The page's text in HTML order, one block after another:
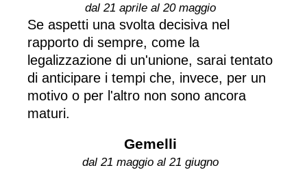
dal 21 aprile al 20 maggio
Se aspetti una svolta decisiva nel
rapporto di sempre, come la
legalizzazione di un'unione, sarai tentato
di anticipare i tempi che, invece, per un
motivo o per l'altro non sono ancora
maturi.
Gemelli
dal 21 maggio al 21 giugno